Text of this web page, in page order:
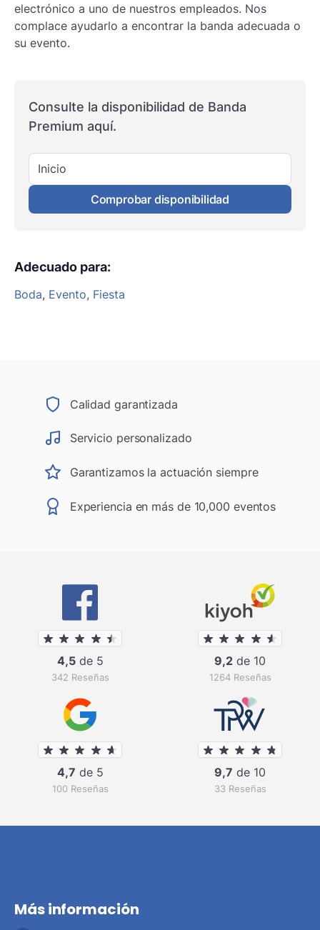
electrónico a uno de nuestros empleados. Nos
complace ayudarlo a encontrar la banda adecuada o
su evento.
Consulte la disponibilidad de Banda
Premium aquí.
Inicio
Comprobar disponibilidad
Adecuado para:
Boda, Evento, Fiesta
Calidad garantizada
Servicio personalizado
Garantizamos la actuación siempre
Experiencia en más de 10,000 eventos
4,5de 5
342 Reseñas
9,2 de 10
1264 Reseñas
4,7 de 5
100 Reseñas
9,7 de 10
33 Reseñas
Más información